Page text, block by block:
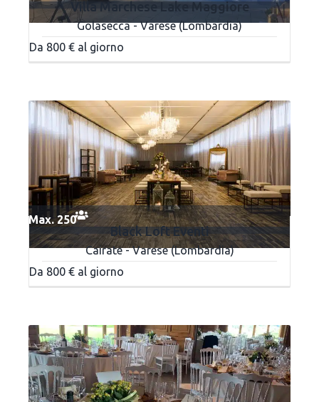
Villa Marchese Lake Maggiore
Golasecca - Varese (Lombardia)
Da 800 € al giorno
Max. 250
Black Loft Eventi
Cairate - Varese (Lombardia)
Da 800 € al giorno